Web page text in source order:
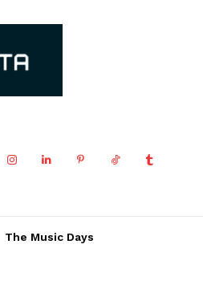
The Music Days